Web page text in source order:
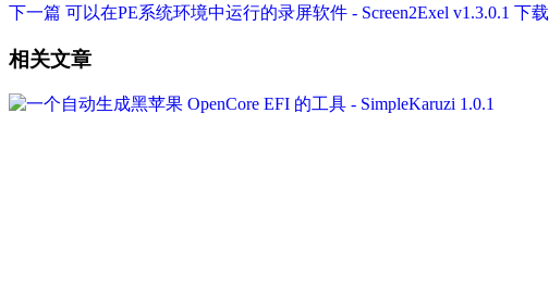
下一篇 可以在PE系统环境中运行的录屏软件 - Screen2Exel v1.3.0.1 下载
相关文章